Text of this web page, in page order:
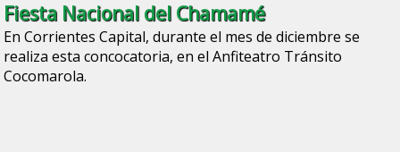
Fiesta Nacional del Chamamé
En Corrientes Capital, durante el mes de diciembre se
realiza esta concocatoria, en el Anfiteatro Tránsito
Cocomarola.